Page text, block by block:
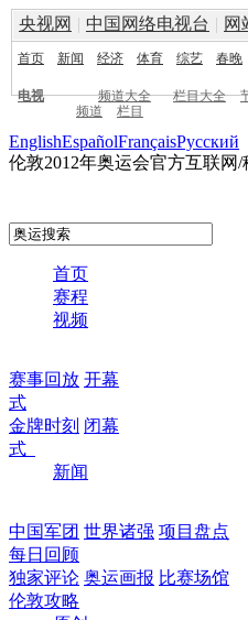
央视网 | 中国网络电视台 | 网
首页 新闻 经济 体育 综艺 春晚
电视 频道大全 栏目大全
频道
栏目
EnglishEspañolFrançaisPусский
伦敦2012年奥运会官方互联网
首页
赛程
视频
赛事回放 开幕
式
金牌时刻 闭幕
式
新闻
中国军团 世界诸强 项目盘点
每日回顾
独家评论 奥运画报 比赛场馆
伦敦攻略